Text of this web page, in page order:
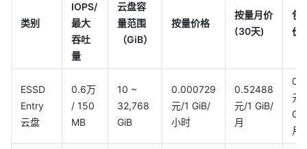
类别
IOPS/
最大
吞吐
量
云盘容
量范围
（GiB）
按量价格
按量月价
(30天)
包
价
ESSD
Entry
云盘
0.6万
/ 150
MB
10 ~
32,768
GiB
0.000729
元/1 GiB/
小时
0.52488
元/1 GiB/
月
元/
月